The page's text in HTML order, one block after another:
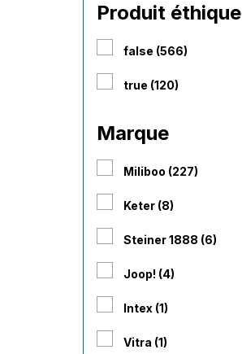
Produit éthique
false (566)
true (120)
Marque
Miliboo (227)
Keter (8)
Steiner 1888 (6)
Joop! (4)
Intex (1)
Vitra (1)